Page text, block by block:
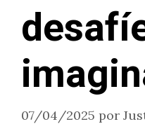
07/04/2025 por